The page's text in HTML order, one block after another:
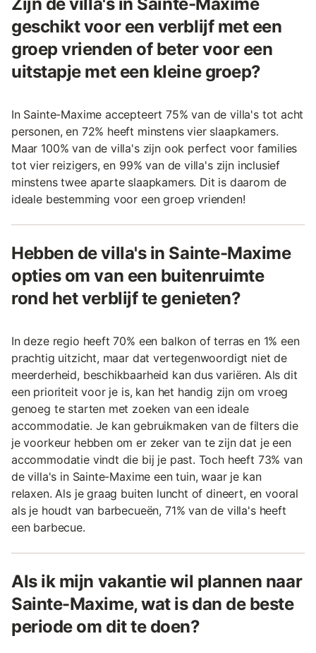
geschikt voor een verblijf met een
groep vrienden of beter voor een
uitstapje met een kleine groep?
In Sainte-Maxime accepteert 75% van de villa's tot acht
personen, en 72% heeft minstens vier slaapkamers.
Maar 100% van de villa's zijn ook perfect voor families
tot vier reizigers, en 99% van de villa's zijn inclusief
minstens twee aparte slaapkamers. Dit is daarom de
ideale bestemming voor een groep vrienden!
Hebben de villa's in Sainte-Maxime
opties om van een buitenruimte
rond het verblijf te genieten?
In deze regio heeft 70% een balkon of terras en 1% een
prachtig uitzicht, maar dat vertegenwoordigt niet de
meerderheid, beschikbaarheid kan dus variëren. Als dit
een prioriteit voor je is, kan het handig zijn om vroeg
genoeg te starten met zoeken van een ideale
accommodatie. Je kan gebruikmaken van de filters die
je voorkeur hebben om er zeker van te zijn dat je een
accommodatie vindt die bij je past. Toch heeft 73% van
de villa's in Sainte-Maxime een tuin, waar je kan
relaxen. Als je graag buiten luncht of dineert, en vooral
als je houdt van barbecueën, 71% van de villa's heeft
een barbecue.
Als ik mijn vakantie wil plannen naar
Sainte-Maxime, wat is dan de beste
periode om dit te doen?